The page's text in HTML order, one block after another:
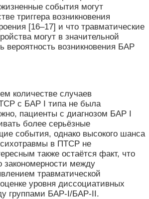
события могут
триггера возникновения
[16–17] и что травматические
могут в значительной
вероятность возникновения БАР
количестве случаев
с БАР I типа не была
пациенты с диагнозом БАР I
более серьёзные
события, однако высокого шанса
в ПТСР не
также остаётся факт, что
закономерности между
травматической
уровня диссоциативных
группами БАР-I/БАР-II.